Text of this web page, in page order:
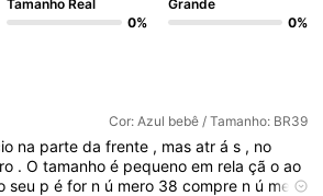
Tamanho Real
0%
Grande
0%
Cor: Azul bebê / Tamanho: BR39
na parte da frente , mas atr á s , no
.Otamanhoé pequenoem relaçãoao
seu péfor n ú mero 38compre n ú mero